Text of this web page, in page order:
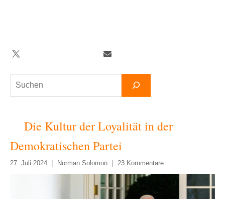
Suchen
Twitter TelegramNewsletter
Die Kultur der Loyalität in der
Demokratischen Partei
27. Juli 2024 Norman Solomon 23 Kommentare